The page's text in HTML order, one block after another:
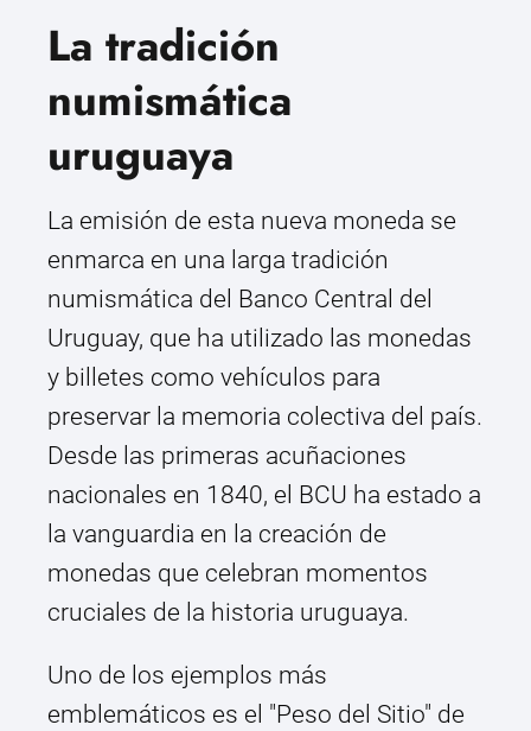
La tradición
numismática
uruguaya
La emisión de esta nueva moneda se
enmarca en una larga tradición
numismática del Banco Central del
Uruguay, que ha utilizado las monedas
y billetes como vehículos para
preservar la memoria colectiva del país.
Desde las primeras acuñaciones
nacionales en 1840, el BCU ha estado a
la vanguardia en la creación de
monedas que celebran momentos
cruciales de la historia uruguaya.
Uno de los ejemplos más
emblemáticos es el "Peso del Sitio" de